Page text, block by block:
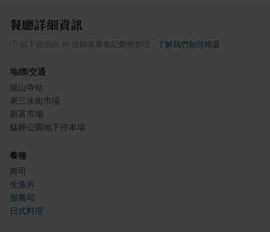
餐廳詳細資訊
以下資訊由 AI 從部落客食記彙整整理 了解我們如何精選
地標/交通
龍山寺站
東三水街市場
新富市場
艋舺公園地下停車場
餐種
壽司
生魚片
握壽司
日式料理